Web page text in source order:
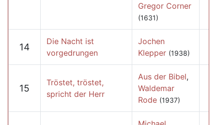
Gregor Corner
(1631)
14
Die Nacht ist
vorgedrungen
Jochen
Klepper (1938)
15
Tröstet, tröstet,
spricht der Herr
Aus der Bibel,
Waldemar
Rode (1937)